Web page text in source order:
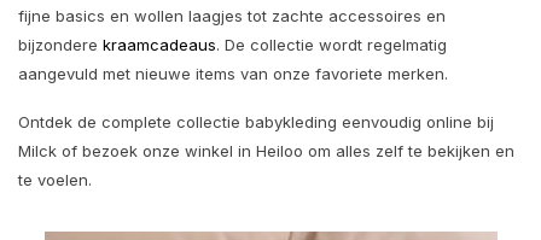
fijne basics en wollen laagjes tot zachte accessoires en
bijzondere kraamcadeaus. De collectie wordt regelmatig
aangevuld met nieuwe items van onze favoriete merken.
Ontdek de complete collectie babykleding eenvoudig online bij
Milck of bezoek onze winkel in Heiloo om alles zelf te bekijken en
te voelen.